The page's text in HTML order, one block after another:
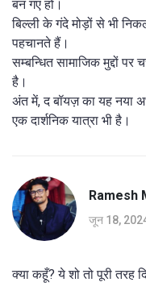
बन गए हों।
बिल्ली के गंदे मोड़ों से भी
पहचानते हैं।
सम्बन्धित सामाजिक मुद्दों
है।
अंत में, द बॉयज़ का यह नया
एक दार्शनिक यात्रा भी है।
Ramesh
जून 18,
क्या कहूँ? ये शो तो पूरी तरह